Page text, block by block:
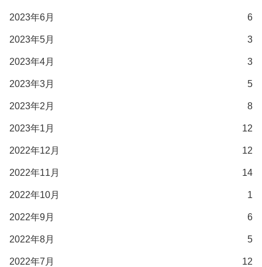
2023年6月 6
2023年5月 3
2023年4月 3
2023年3月 5
2023年2月 8
2023年1月 12
2022年12月 12
2022年11月 14
2022年10月 1
2022年9月 6
2022年8月 5
2022年7月 12